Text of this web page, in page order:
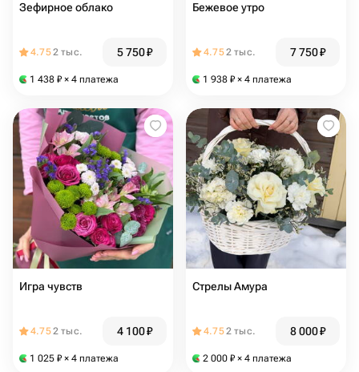
Зефирное облако
4.752 тыс. 5 750₽
1 438 ₽ × 4 платежа
Бежевое утро
4.752 тыс. 7 750₽
1 938 ₽ × 4 платежа
Игра чувств
4.752 тыс. 4 100₽
1 025 ₽ × 4 платежа
Стрелы Амура
4.752 тыс. 8 000₽
2 000 ₽ × 4 платежа